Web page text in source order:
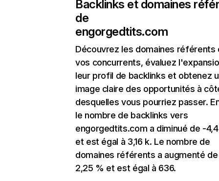
Backlinks et domaines
de
engorgedtits.com
Découvrez les domaines référents
vos concurrents, évaluez
leur profil de backlinks et obtenez
image claire des opportunités à
desquelles vous pourriez passer.
le nombre de backlinks vers
engorgedtits.com a diminué de -
et est égal à 3,16 k. Le nombre de
domaines référents a augmenté de
2,25 % et est égal à 636.